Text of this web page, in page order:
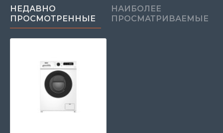
НЕДАВНО
ПРОСМОТРЕННЫЕ
НАИБОЛЕЕ
ПРОСМАТРИВАЕМЫЕ